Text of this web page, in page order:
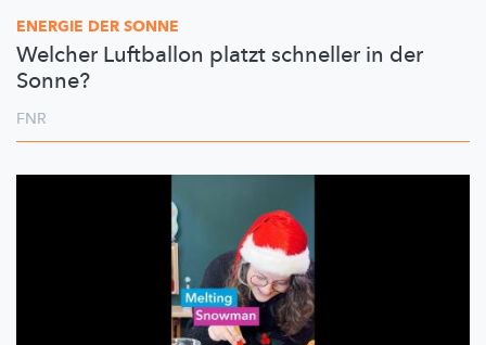
ENERGIE DER SONNE
Welcher Luftballon platzt schneller in der
Sonne?
FNR